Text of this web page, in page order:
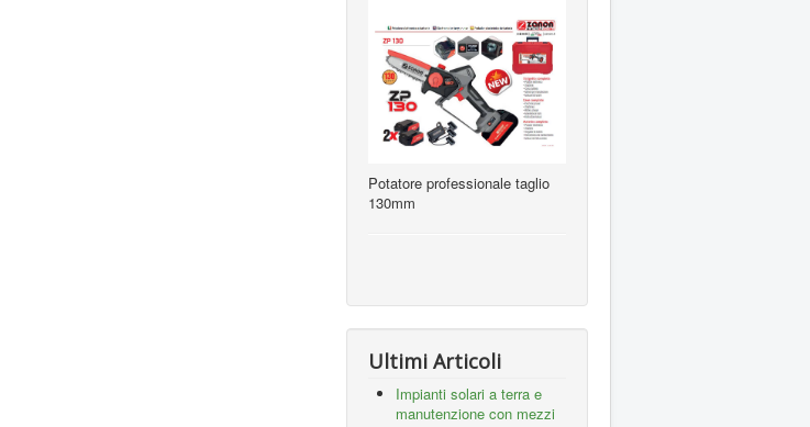
Potatore professionale taglio
130mm
Ultimi Articoli
Impianti solari a terra e
manutenzione con mezzi